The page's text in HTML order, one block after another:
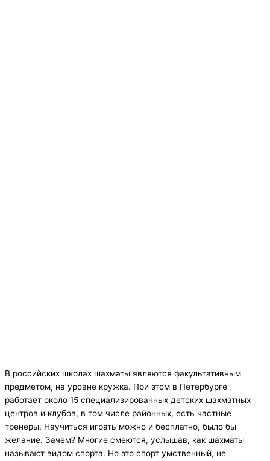
В российских школах шахматы являются факультативным
предметом, на уровне кружка. При этом в Петербурге
работает около 15 специализированных детских шахматных
центров и клубов, в том числе районных, есть частные
тренеры. Научиться играть можно и бесплатно, было бы
желание. Зачем? Многие смеются, услышав, как шахматы
называют видом спорта. Но это спорт умственный, не